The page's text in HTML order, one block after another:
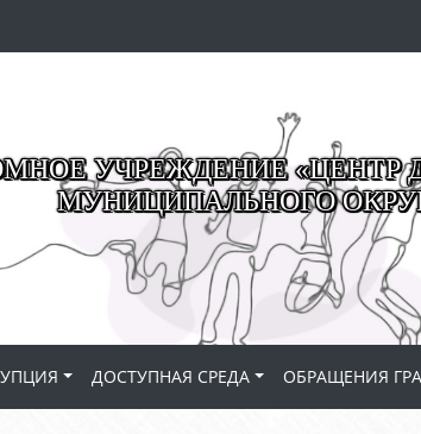
УЧРЕЖДЕНИЕ «ЦЕНТР
МУНИЦИПАЛЬНОГО
ДОСТУПНАЯ СРЕДА ОБРАЩЕНИЯ